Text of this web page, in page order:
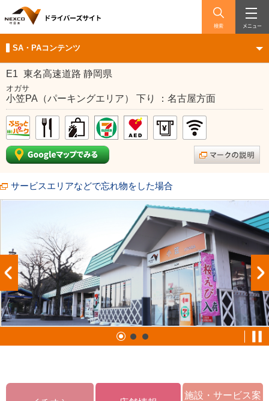
検索 メニュー
SA・PAコンテンツ
E1 東名高速道路 静岡県
オガサ
小笠PA（パーキングエリア） 下り ：名古屋方面
サービスエリアなどで忘れ物をした場合
施設・サービス案